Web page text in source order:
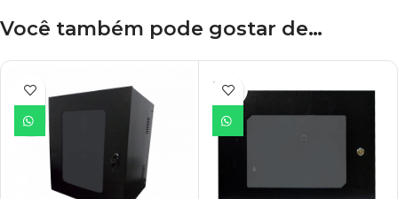
Você também pode gostar de…
ESGO
TADO